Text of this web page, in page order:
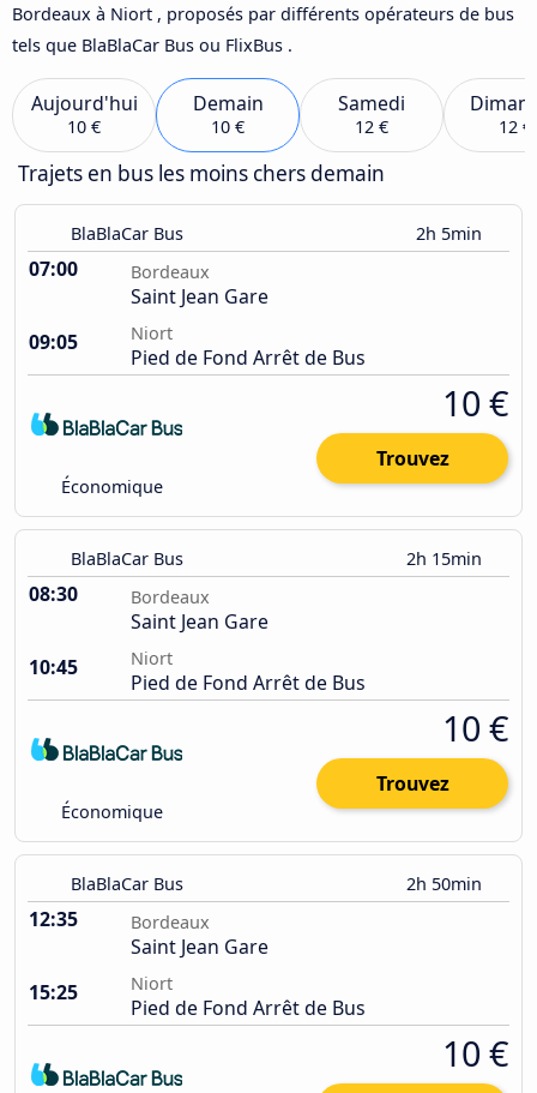
Bordeaux à Niort , proposés par différents opérateurs de bus
tels que BlaBlaCar Bus ou FlixBus .
Aujourd'hui
10 €
Demain
10 €
Samedi
12 € 12 €
Trajets en bus les moins chers demain
BlaBlaCar Bus 2h 5min
07:00 Bordeaux
Saint Jean Gare
09:05
Niort
Pied de Fond Arrêt de Bus
Économique
10 €
Trouvez
BlaBlaCar Bus 2h 15min
08:30 Bordeaux
Saint Jean Gare
10:45
Niort
Pied de Fond Arrêt de Bus
Économique
10 €
Trouvez
BlaBlaCar Bus 2h 50min
12:35 Bordeaux
Saint Jean Gare
15:25
Niort
Pied de Fond Arrêt de Bus
10 €